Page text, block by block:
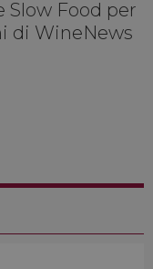
Slow Food per
di WineNews